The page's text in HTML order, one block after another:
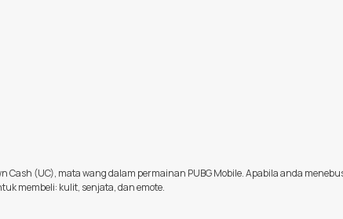
Cash (UC), mata wang dalam permainan PUBG Mobile. Apabila anda
membeli: kulit, senjata, dan emote.